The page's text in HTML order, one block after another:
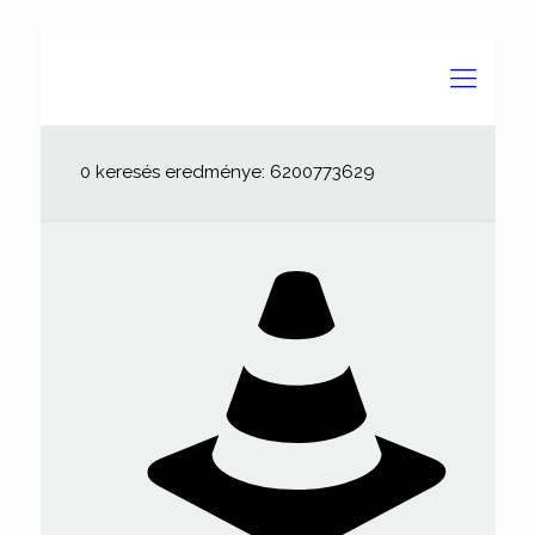
0 keresés eredménye: 6200773629